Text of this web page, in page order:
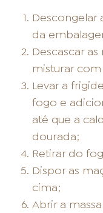
Descongelar
da
Descascar
misturar
Levar a
fogo e
até que a
dourada;
Retirar do
Dispor as
cima;
Abrir a